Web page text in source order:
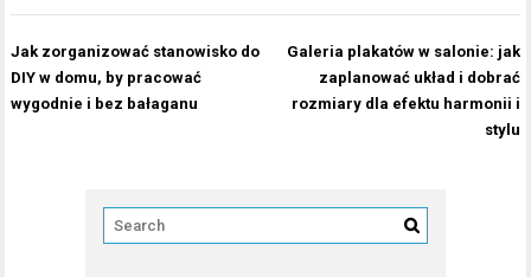
Nawigacja
wpisu
Jak zorganizować stanowisko do
DIY w domu, by pracować
wygodnie i bez bałaganu
Galeria plakatów w salonie: jak
zaplanować układ i dobrać
rozmiary dla efektu harmonii i
stylu